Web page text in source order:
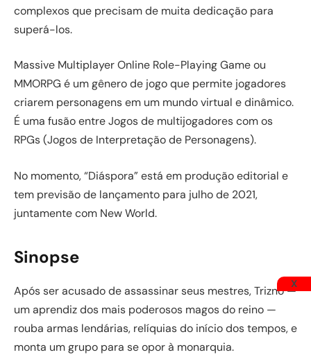
complexos que precisam de muita dedicação para
superá-los.
Massive Multiplayer Online Role-Playing Game ou
MMORPG é um gênero de jogo que permite jogadores
criarem personagens em um mundo virtual e dinâmico.
É uma fusão entre Jogos de multijogadores com os
RPGs (Jogos de Interpretação de Personagens).
No momento, “Diáspora” está em produção editorial e
tem previsão de lançamento para julho de 2021,
juntamente com New World.
Sinopse
Após ser acusado de assassinar seus mestres, Trizno —
um aprendiz dos mais poderosos magos do reino —
rouba armas lendárias, relíquias do início dos tempos, e
monta um grupo para se opor à monarquia.
X